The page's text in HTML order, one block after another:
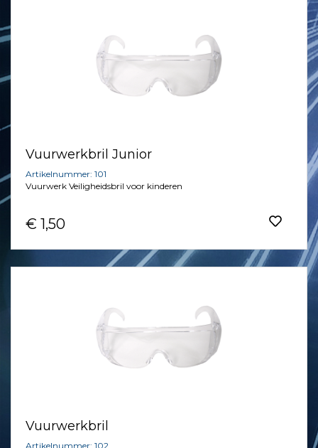
Vuurwerkbril Junior
Artikelnummer: 101
Vuurwerk Veiligheidsbril voor kinderen
€ 1,50
Vuurwerkbril
Artikelnummer: 102